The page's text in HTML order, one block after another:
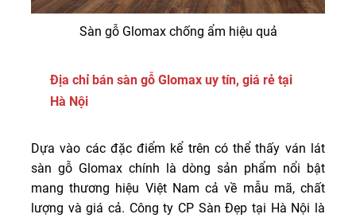
Sàn gỗ Glomax chống ẩm hiệu quả
Địa chỉ bán sàn gỗ Glomax uy tín, giá rẻ tại
Hà Nội
Dựa vào các đặc điểm kể trên có thể thấy ván lát
sàn gỗ Glomax chính là dòng sản phẩm nổi bật
mang thương hiệu Việt Nam cả về mẫu mã, chất
lượng và giá cả. Công ty CP Sàn Đẹp tại Hà Nội là